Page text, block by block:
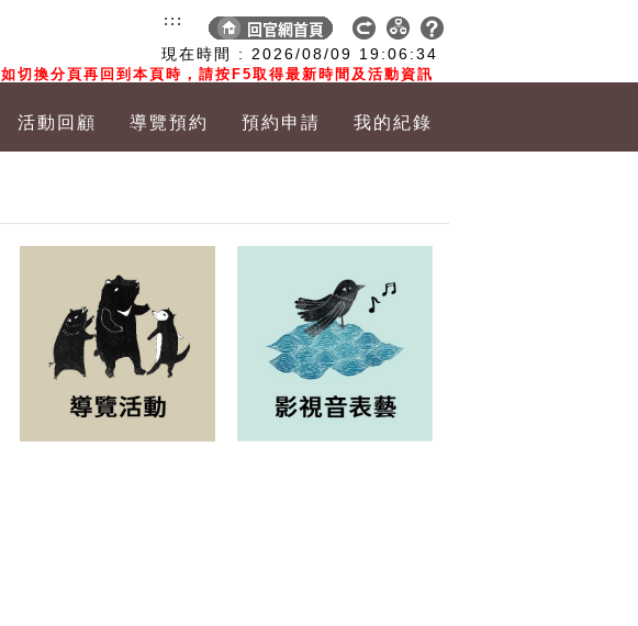
現在時間 : 2026/08/09 19:06:35
如切換分頁再回到本頁時，請按F5取得最新時間及活動資訊
:::
活動回顧 導覽預約 預約申請 我的紀錄